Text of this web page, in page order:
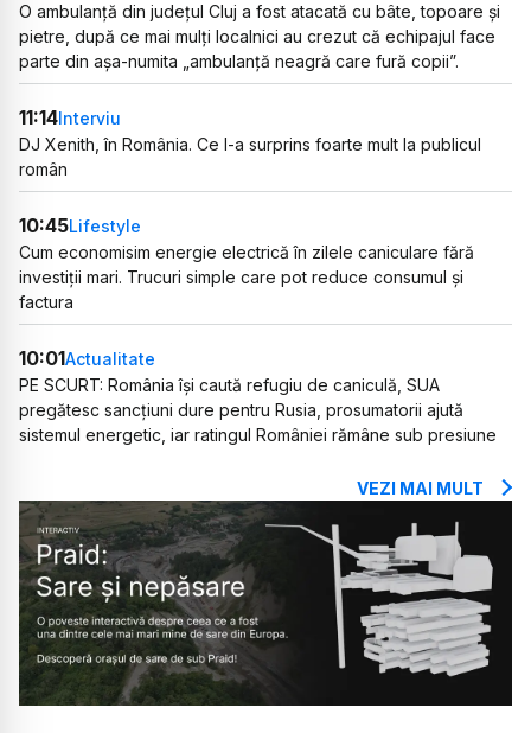
O ambulanță din județul Cluj a fost atacată cu bâte, topoare și
pietre, după ce mai mulți localnici au crezut că echipajul face
parte din așa-numita „ambulanță neagră care fură copii”.
11:14Interviu
DJ Xenith, în România. Ce l-a surprins foarte mult la publicul
român
10:45Lifestyle
Cum economisim energie electrică în zilele caniculare fără
investiții mari. Trucuri simple care pot reduce consumul și
factura
10:01Actualitate
PE SCURT: România își caută refugiu de caniculă, SUA
pregătesc sancțiuni dure pentru Rusia, prosumatorii ajută
sistemul energetic, iar ratingul României rămâne sub presiune
VEZI MAI MULT